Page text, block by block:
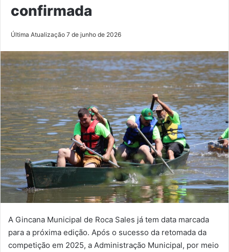
confirmada
Última Atualização 7 de junho de 2026
A Gincana Municipal de Roca Sales já tem data marcada
para a próxima edição. Após o sucesso da retomada da
competição em 2025, a Administração Municipal, por meio